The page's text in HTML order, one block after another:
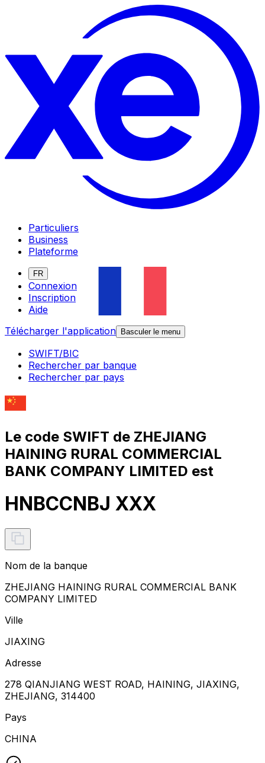
Particuliers
Business
Plateforme
FR
Connexion
Inscription
Aide
Télécharger l'application
Basculer le menu
SWIFT/BIC
Rechercher par banque
Rechercher par pays
Le code SWIFT de ZHEJIANG
HAINING RURAL COMMERCIAL
BANK COMPANY LIMITED est
HNBCCNBJ XXX
Nom de la banque
ZHEJIANG HAINING RURAL COMMERCIAL BANK
COMPANY LIMITED
Ville
JIAXING
Adresse
278 QIANJIANG WEST ROAD, HAINING, JIAXING,
ZHEJIANG, 314400
Pays
CHINA